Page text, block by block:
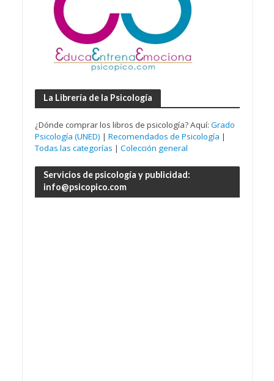
La Librería de la Psicología
¿Dónde comprar los libros de psicología? Aquí: Grado
Psicología (UNED) | Recomendados de Psicología |
Todas las categorías | Colección general
Servicios de psicología y publicidad:
info@psicopico.com